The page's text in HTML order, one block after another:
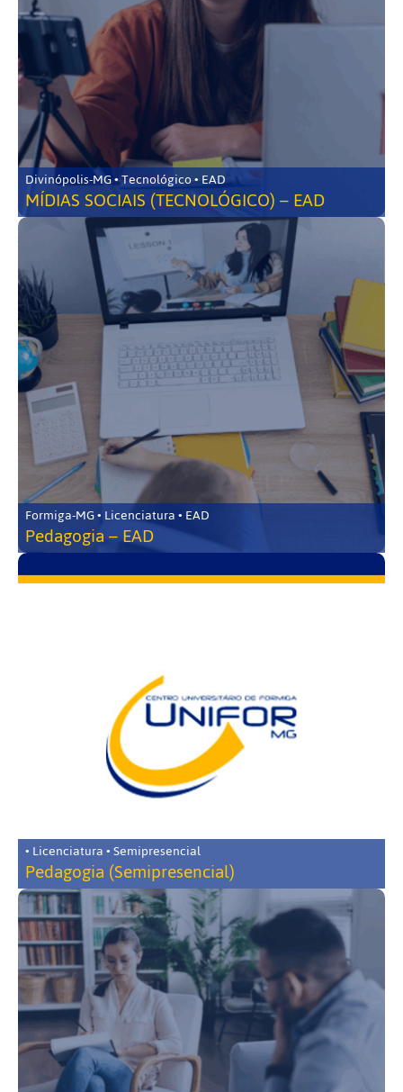
Divinópolis-MG • Tecnológico • EAD
MÍDIAS SOCIAIS (TECNOLÓGICO) – EAD
Formiga-MG • Licenciatura • EAD
Pedagogia – EAD
• Licenciatura • Semipresencial
Pedagogia (Semipresencial)